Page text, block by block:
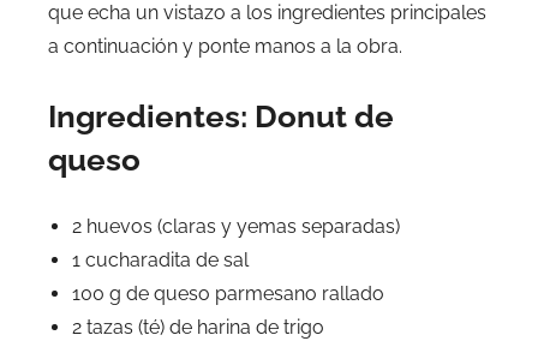
que echa un vistazo a los ingredientes principales
a continuación y ponte manos a la obra.
Ingredientes: Donut de
queso
2 huevos (claras y yemas separadas)
1 cucharadita de sal
100 g de queso parmesano rallado
2 tazas (té) de harina de trigo